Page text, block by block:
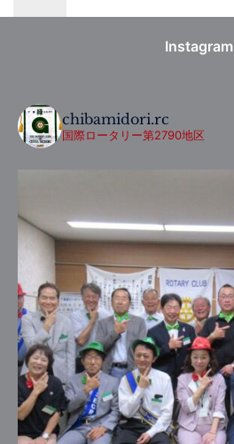
Instagram
chibamidori.rc
国際ロータリー第2790地区